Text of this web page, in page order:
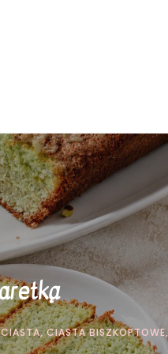
CIASTA, CIASTA BISZKOPTOWE,